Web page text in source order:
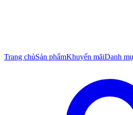
Trang chủSản phẩmKhuyến mãiDanh